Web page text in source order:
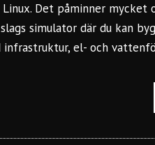
Linux. Det påminner
simulator där du kan
infrastruktur, el- och